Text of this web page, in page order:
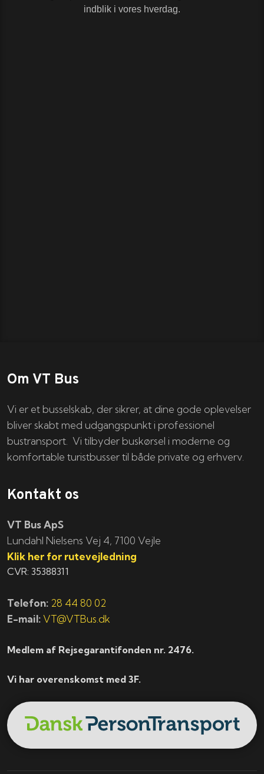
indblik i vores hverdag.
Om VT Bus
Vi er et busselskab, der sikrer, at dine gode oplevelser
bliver skabt med udgangspunkt i professionel
bustransport. Vi tilbyder buskørsel i moderne og
komfortable turistbusser til både private og erhverv.
Kontakt os
VT Bus ApS
​​​Lundahl Nielsens Vej 4, 7100 Vejle
Klik her for rutevejledning
CVR: 35388311
Telefon: 28 44 80 02
E-mail: VT@VTBus.dk
Medlem af Rejsegarantifonden nr. 2476.
Vi har overenskomst med 3F.